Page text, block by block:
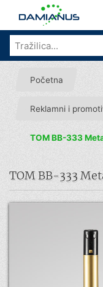
Početna
Reklamni i
TOM BB-333
TOM BB-333